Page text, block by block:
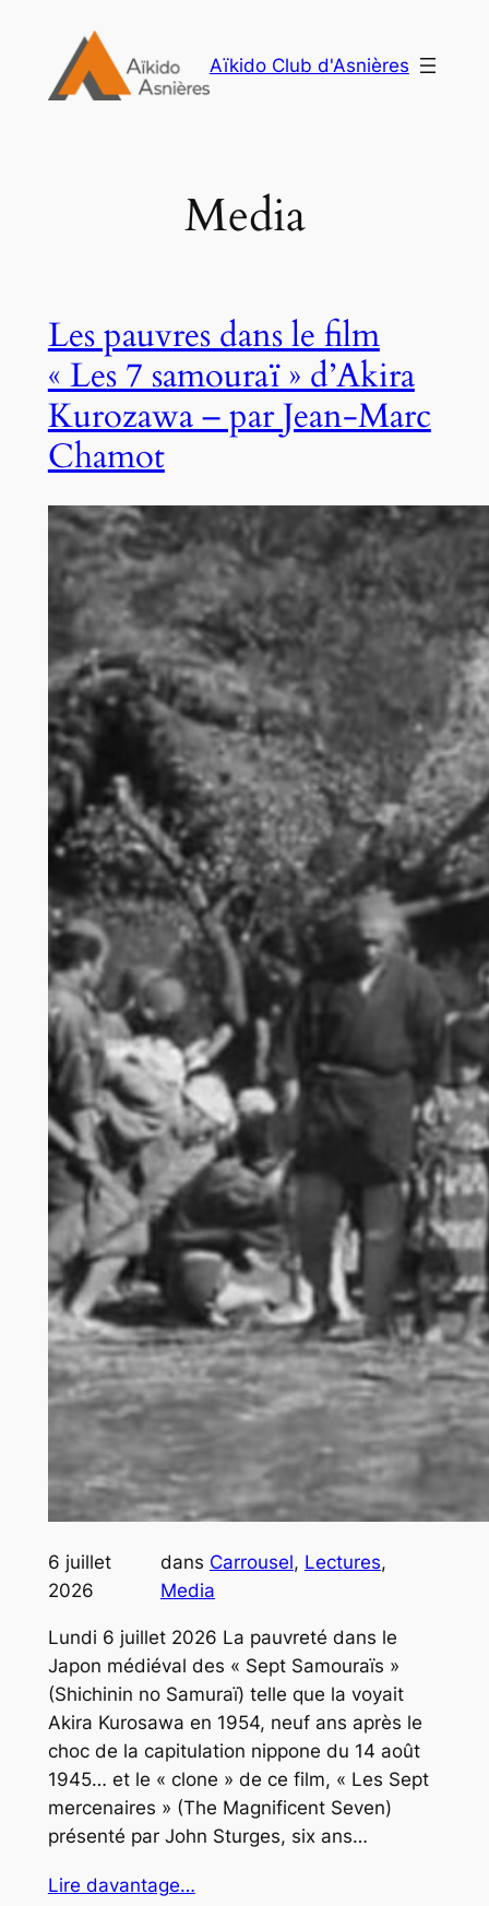
contenu
Aïkido Club d'Asnières
Media
Les pauvres dans le film
« Les 7 samouraï » d’Akira
Kurozawa – par Jean-Marc
Chamot
6 juillet
2026
dans Carrousel, Lectures
Media
Lundi 6 juillet 2026 La pauvreté dans le
Japon médiéval des « Sept Samouraïs »
(Shichinin no Samuraï) telle que la voyait
Akira Kurosawa en 1954, neuf ans après le
choc de la capitulation nippone du 14 août
1945… et le « clone » de ce film, « Les Sept
mercenaires » (The Magnificent Seven)
présenté par John Sturges, six ans…
Lire davantage…